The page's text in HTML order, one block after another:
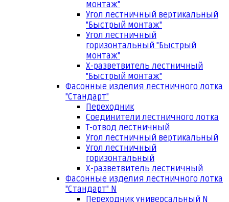
монтаж"
Угол лестничный вертикальный
"Быстрый монтаж"
Угол лестничный
горизонтальный "Быстрый
монтаж"
Х-разветвитель лестничный
"Быстрый монтаж"
Фасонные изделия лестничного лотка
"Стандарт"
Переходник
Соединители лестничного лотка
Т-отвод лестничный
Угол лестничный вертикальный
Угол лестничный
горизонтальный
Х-разветвитель лестничный
Фасонные изделия лестничного лотка
"Стандарт" N
Переходник универсальный N